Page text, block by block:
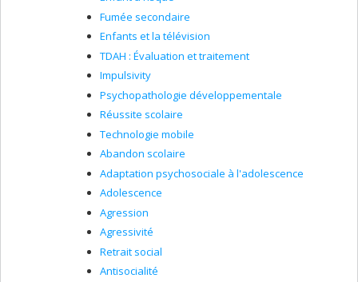
Fumée secondaire
Enfants et la télévision
TDAH : Évaluation et traitement
Impulsivity
Psychopathologie développementale
Réussite scolaire
Technologie mobile
Abandon scolaire
Adaptation psychosociale à l'adolescence
Adolescence
Agression
Agressivité
Retrait social
Antisocialité